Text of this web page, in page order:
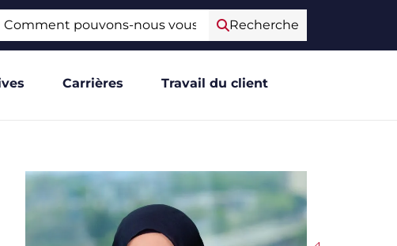
Recherche
Carrières Travail du client